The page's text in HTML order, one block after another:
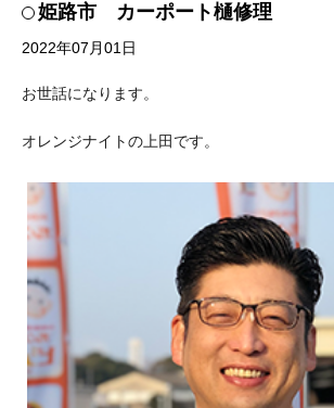
姫路市 カーポート樋修理
2022年07月01日
お世話になります。
オレンジナイトの上田です。